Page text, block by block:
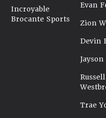
Incroyable
Brocante Sports
Evan
Zion
Devin
Russell
Trae